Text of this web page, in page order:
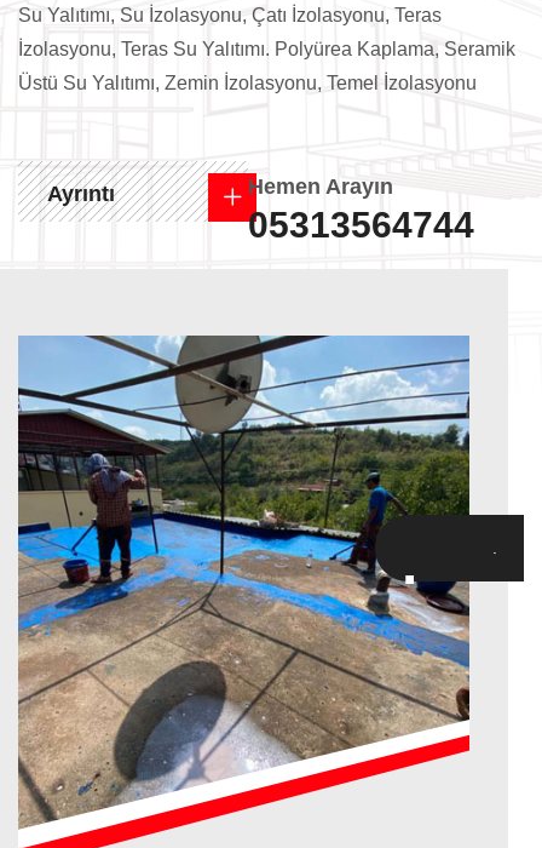
.
Su Yalıtımı, Su İzolasyonu, Çatı İzolasyonu, Teras
İzolasyonu, Teras Su Yalıtımı. Polyürea Kaplama, Seramik
Üstü Su Yalıtımı, Zemin İzolasyonu, Temel İzolasyonu
Ayrıntı Hemen Arayın
05313564744